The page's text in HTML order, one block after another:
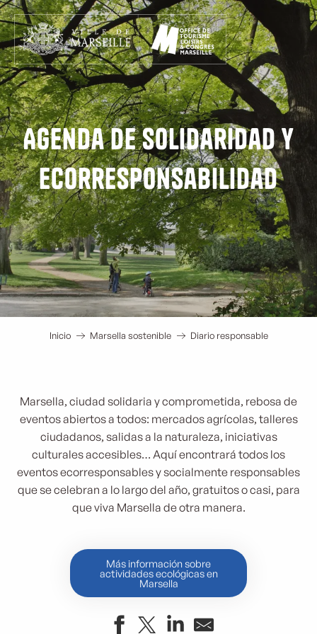
Aller
au
contenu
principal
Agenda de solidaridad y
ecorresponsabilidad
Inicio Marsella sostenible Diario responsable
Marsella, ciudad solidaria y comprometida, rebosa de
eventos abiertos a todos: mercados agrícolas, talleres
ciudadanos, salidas a la naturaleza, iniciativas
culturales accesibles… Aquí encontrará todos los
eventos ecorresponsables y socialmente responsables
que se celebran a lo largo del año, gratuitos o casi, para
que viva Marsella de otra manera.
Más información sobre
actividades ecológicas en
Marsella